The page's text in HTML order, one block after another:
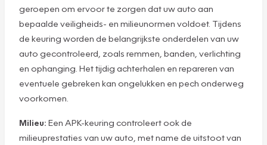
geroepen om ervoor te zorgen dat uw auto aan
bepaalde veiligheids- en milieunormen voldoet. Tijdens
de keuring worden de belangrijkste onderdelen van uw
auto gecontroleerd, zoals remmen, banden, verlichting
en ophanging. Het tijdig achterhalen en repareren van
eventuele gebreken kan ongelukken en pech onderweg
voorkomen.
Milieu: Een APK-keuring controleert ook de
milieuprestaties van uw auto, met name de uitstoot van